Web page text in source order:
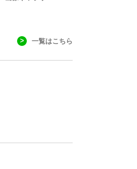
一覧はこちら